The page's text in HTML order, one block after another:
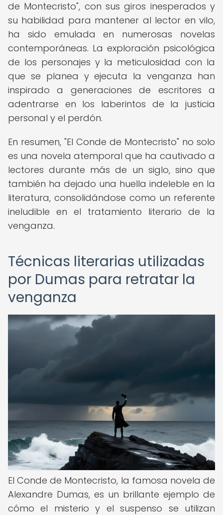
de Montecristo", con sus giros inesperados y
su habilidad para mantener al lector en vilo,
ha sido emulada en numerosas novelas
contemporáneas. La exploración psicológica
de los personajes y la meticulosidad con la
que se planea y ejecuta la venganza han
inspirado a generaciones de escritores a
adentrarse en los laberintos de la justicia
personal y el perdón.
En resumen, "El Conde de Montecristo" no solo
es una novela atemporal que ha cautivado a
lectores durante más de un siglo, sino que
también ha dejado una huella indeleble en la
literatura, consolidándose como un referente
ineludible en el tratamiento literario de la
venganza.
Técnicas literarias utilizadas
por Dumas para retratar la
venganza
El Conde de Montecristo, la famosa novela de
Alexandre Dumas, es un brillante ejemplo de
cómo el misterio y el suspenso se utilizan